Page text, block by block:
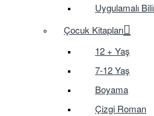
Uygulamalı
Çocuk Kitapları
12 + Yaş
7-12 Yaş
Boyama
Çizgi Roman